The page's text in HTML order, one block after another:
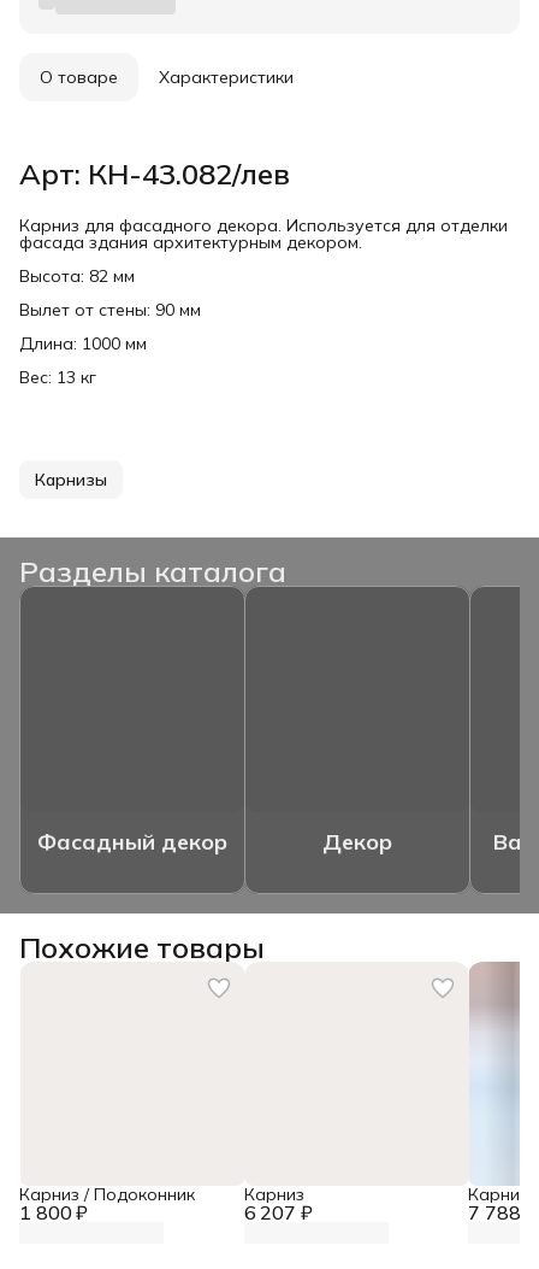
О товаре Характеристики
Арт: КН-43.082/лев
Карниз для фасадного декора. Используется для отделки
фасада здания архитектурным декором.
Высота: 82 мм
Вылет от стены: 90 мм
Длина: 1000 мм
Вес: 13 кг
Карнизы
Разделы каталога
Фасадный декор Декор
Похожие товары
1 800 ₽
Карниз / Подоконник
6 207 ₽
Карниз
7 788 ₽
Карниз